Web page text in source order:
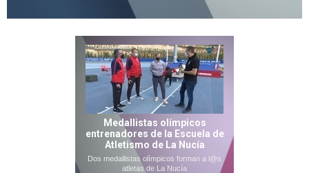
Medallistas olímpicos
entrenadores de la Escuela de
Atletismo de La Nucía
Dos medallistas olímpicos forman a l@s
atletas de La Nucía